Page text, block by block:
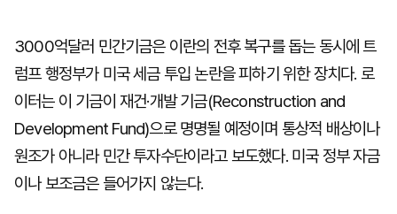
3000억달러 민간기금은 이란의 전후 복구를 돕는 동시에 트
럼프 행정부가 미국 세금 투입 논란을 피하기 위한 장치다. 로
이터는 이 기금이 재건·개발 기금(Reconstruction and
Development Fund)으로 명명될 예정이며 통상적 배상이나
원조가 아니라 민간 투자수단이라고 보도했다. 미국 정부 자금
이나 보조금은 들어가지 않는다.